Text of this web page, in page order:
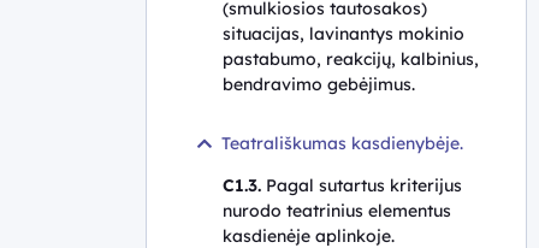
(smulkiosios tautosakos)
situacijas, lavinantys mokinio
pastabumo, reakcijų, kalbinius,
bendravimo gebėjimus.
Teatrališkumas kasdienybėje.
C1.3. Pagal sutartus kriterijus
nurodo teatrinius elementus
kasdienėje aplinkoje.